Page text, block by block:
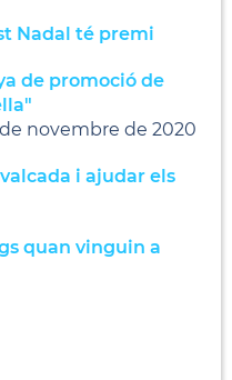
Nadal té premi
de promoció de
novembre de 2020
i ajudar els
quan vinguin a